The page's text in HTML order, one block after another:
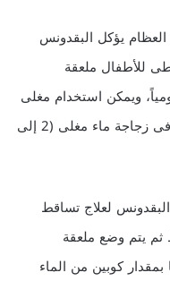
يؤكل البقدونس
للأطفال ملعقة
(2 إلى 3 مرات) يومياً، ويمكن استخدام مغلى
الجذور للكسور بمقدار ملعقة متوسطة فى زجاجة ماء مغلى (2 إلى
لعلاج تساقط
يتم وضع ملعقة
كوبين من الماء